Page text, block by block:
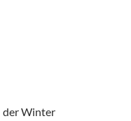
der Winter